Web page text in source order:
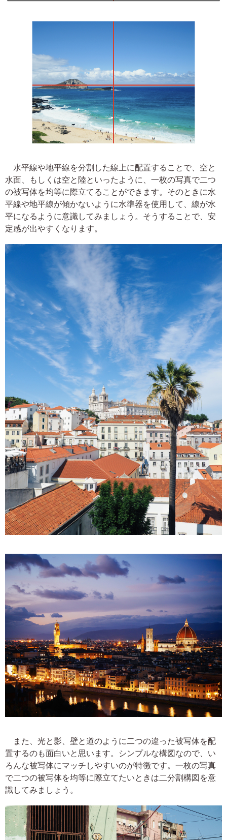
水平線や地平線を分割した線上に配置することで、空と
水面、もしくは空と陸といったように、一枚の写真で二つ
の被写体を均等に際立てることができます。そのときに水
平線や地平線が傾かないように水準器を使用して、線が水
平になるように意識してみましょう。そうすることで、安
定感が出やすくなります。
また、光と影、壁と道のように二つの違った被写体を配
置するのも面白いと思います。シンプルな構図なので、い
ろんな被写体にマッチしやすいのが特徴です。一枚の写真
で二つの被写体を均等に際立てたいときは二分割構図を意
識してみましょう。